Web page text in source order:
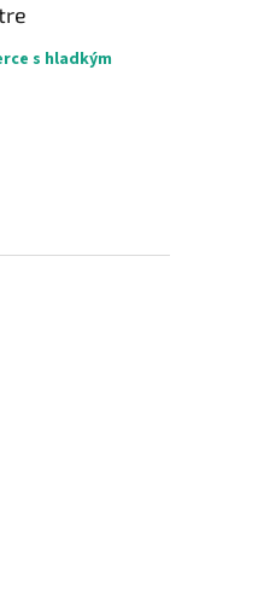
s hladkým